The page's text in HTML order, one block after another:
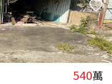
540萬